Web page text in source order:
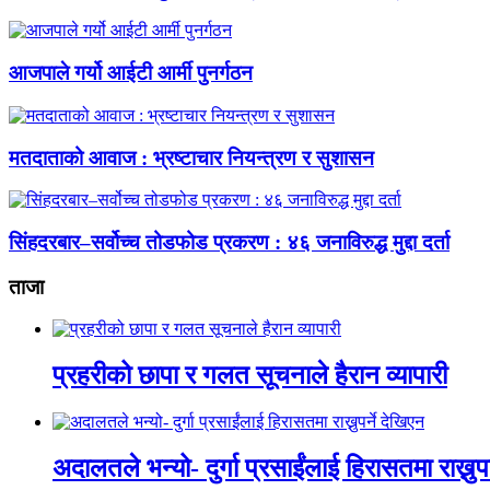
आजपाले गर्यो आईटी आर्मी पुनर्गठन
मतदाताको आवाज : भ्रष्टाचार नियन्त्रण र सुशासन
सिंहदरबार–सर्वोच्च तोडफोड प्रकरण : ४६ जनाविरुद्ध मुद्दा दर्ता
ताजा
प्रहरीको छापा र गलत सूचनाले हैरान व्यापारी
अदालतले भन्यो- दुर्गा प्रसाईंलाई हिरासतमा